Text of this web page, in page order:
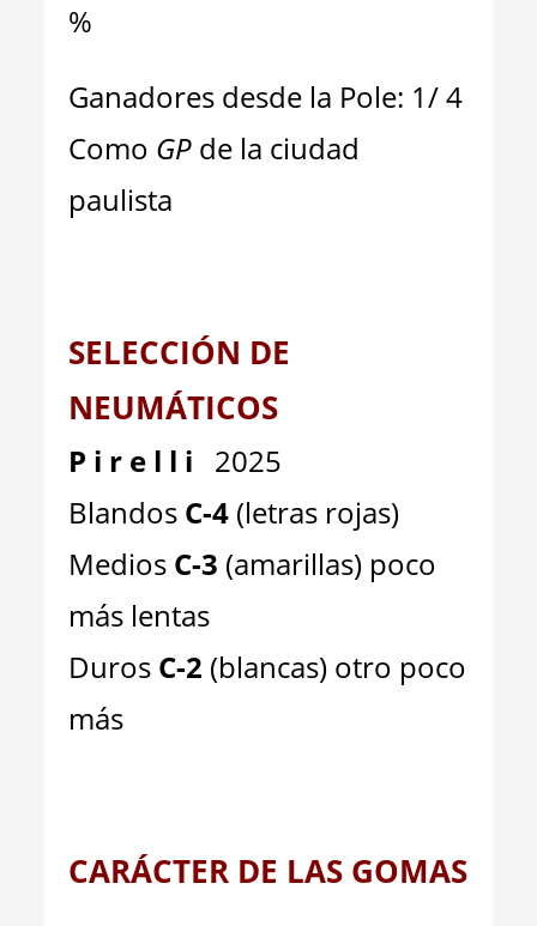
%
Ganadores desde la Pole: 1/ 4
Como GP de la ciudad
paulista
SELECCIÓN DE
NEUMÁTICOS
P i r e l l i
2025
Blandos C-4 (letras rojas)
Medios C-3 (amarillas) poco
más lentas
Duros C-2 (blancas) otro poco
más
CARÁCTER DE LAS GOMAS